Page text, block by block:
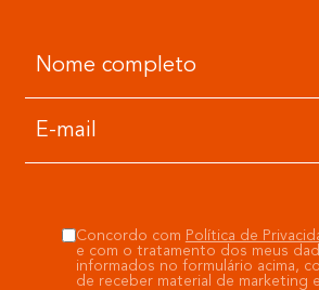
Concordo com Política de
e com o tratamento dos meus
informados no formulário acima,
de receber material de marketing